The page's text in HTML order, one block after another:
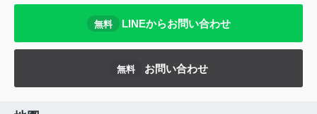
無料 LINEからお問い合わせ
無料 お問い合わせ